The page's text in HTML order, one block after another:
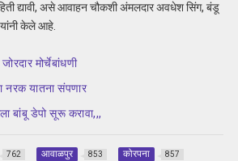
द्यावी, असे आवाहन चौकशी अंमलदार अवधेश सिंग, बंडू
केले आहे.
मोर्चेबांधणी
नरक यातना संपणार
बांबू डेपो सूरू करावा,,,
762 आवाळपुर 853 कोरपना 857